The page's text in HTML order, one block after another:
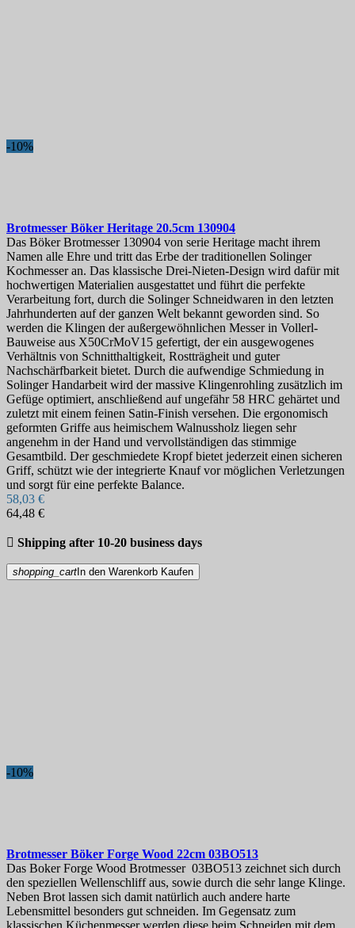
-10%
Brotmesser Böker Heritage 20.5cm 130904
Das Böker Brotmesser 130904 von serie Heritage macht ihrem
Namen alle Ehre und tritt das Erbe der traditionellen Solinger
Kochmesser an. Das klassische Drei-Nieten-Design wird dafür mit
hochwertigen Materialien ausgestattet und führt die perfekte
Verarbeitung fort, durch die Solinger Schneidwaren in den letzten
Jahrhunderten auf der ganzen Welt bekannt geworden sind. So
werden die Klingen der außergewöhnlichen Messer in Vollerl-
Bauweise aus X50CrMoV15 gefertigt, der ein ausgewogenes
Verhältnis von Schnitthaltigkeit, Rostträgheit und guter
Nachschärfbarkeit bietet. Durch die aufwendige Schmiedung in
Solinger Handarbeit wird der massive Klingenrohling zusätzlich im
Gefüge optimiert, anschließend auf ungefähr 58 HRC gehärtet und
zuletzt mit einem feinen Satin-Finish versehen. Die ergonomisch
geformten Griffe aus heimischem Walnussholz liegen sehr
angenehm in der Hand und vervollständigen das stimmige
Gesamtbild. Der geschmiedete Kropf bietet jederzeit einen sicheren
Griff, schützt wie der integrierte Knauf vor möglichen Verletzungen
und sorgt für eine perfekte Balance.
58,03 €
64,48 €
 Shipping after 10-20 business days
shopping_cart In den Warenkorb Kaufen
-10%
Brotmesser Böker Forge Wood 22cm 03BO513
Das Boker Forge Wood Brotmesser 03BO513 zeichnet sich durch
den speziellen Wellenschliff aus, sowie durch die sehr lange Klinge.
Neben Brot lassen sich damit natürlich auch andere harte
Lebensmittel besonders gut schneiden. Im Gegensatz zum